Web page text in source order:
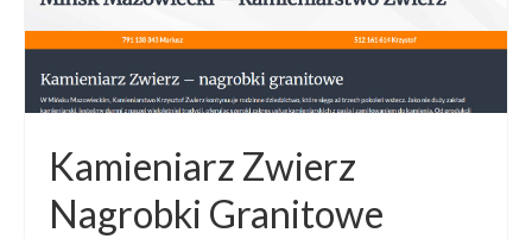
Kamieniarz Zwierz
Nagrobki Granitowe